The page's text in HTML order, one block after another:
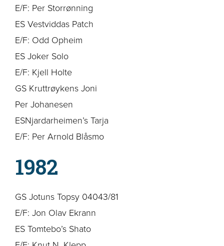
E/F: Per Storrønning
ES Vestviddas Patch
E/F: Odd Opheim
ES Joker Solo
E/F: Kjell Holte
GS Kruttrøykens Joni
Per Johanesen
ESNjardarheimen’s Tarja
E/F: Per Arnold Blåsmo
1982
GS Jotuns Topsy 04043/81
E/F: Jon Olav Ekrann
ES Tomtebo’s Shato